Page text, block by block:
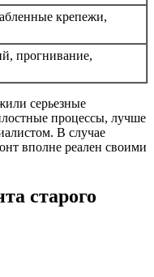
крепежи,
прогнивание,
серьезные
процессы, лучше
В случае
вполне реален своими
старого